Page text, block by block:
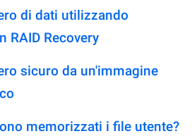
di dati utilizzando
RAID Recovery
sicuro da un'immagine
memorizzati i file utente?